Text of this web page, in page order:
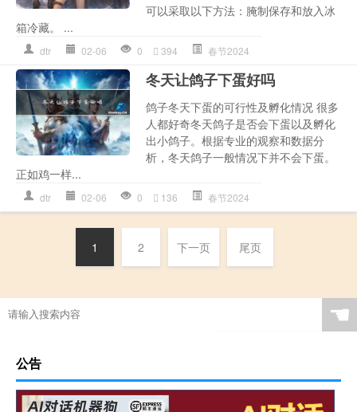
可以采取以下方法：腌制保存和放入冰
箱冷藏。 ...
dtr 02-06 0 394 春节2024
冬天让鸽子下蛋好吗
鸽子冬天下蛋的可行性及孵化情况 很多
人都好奇冬天鸽子是否会下蛋以及孵化
出小鸽子。根据专业的观察和数据分
析，冬天鸽子一般情况下并不会下蛋。
正如鸡一样...
dtr 02-06 0 136 春节2024
1 2 下一页 尾页
☚
公告